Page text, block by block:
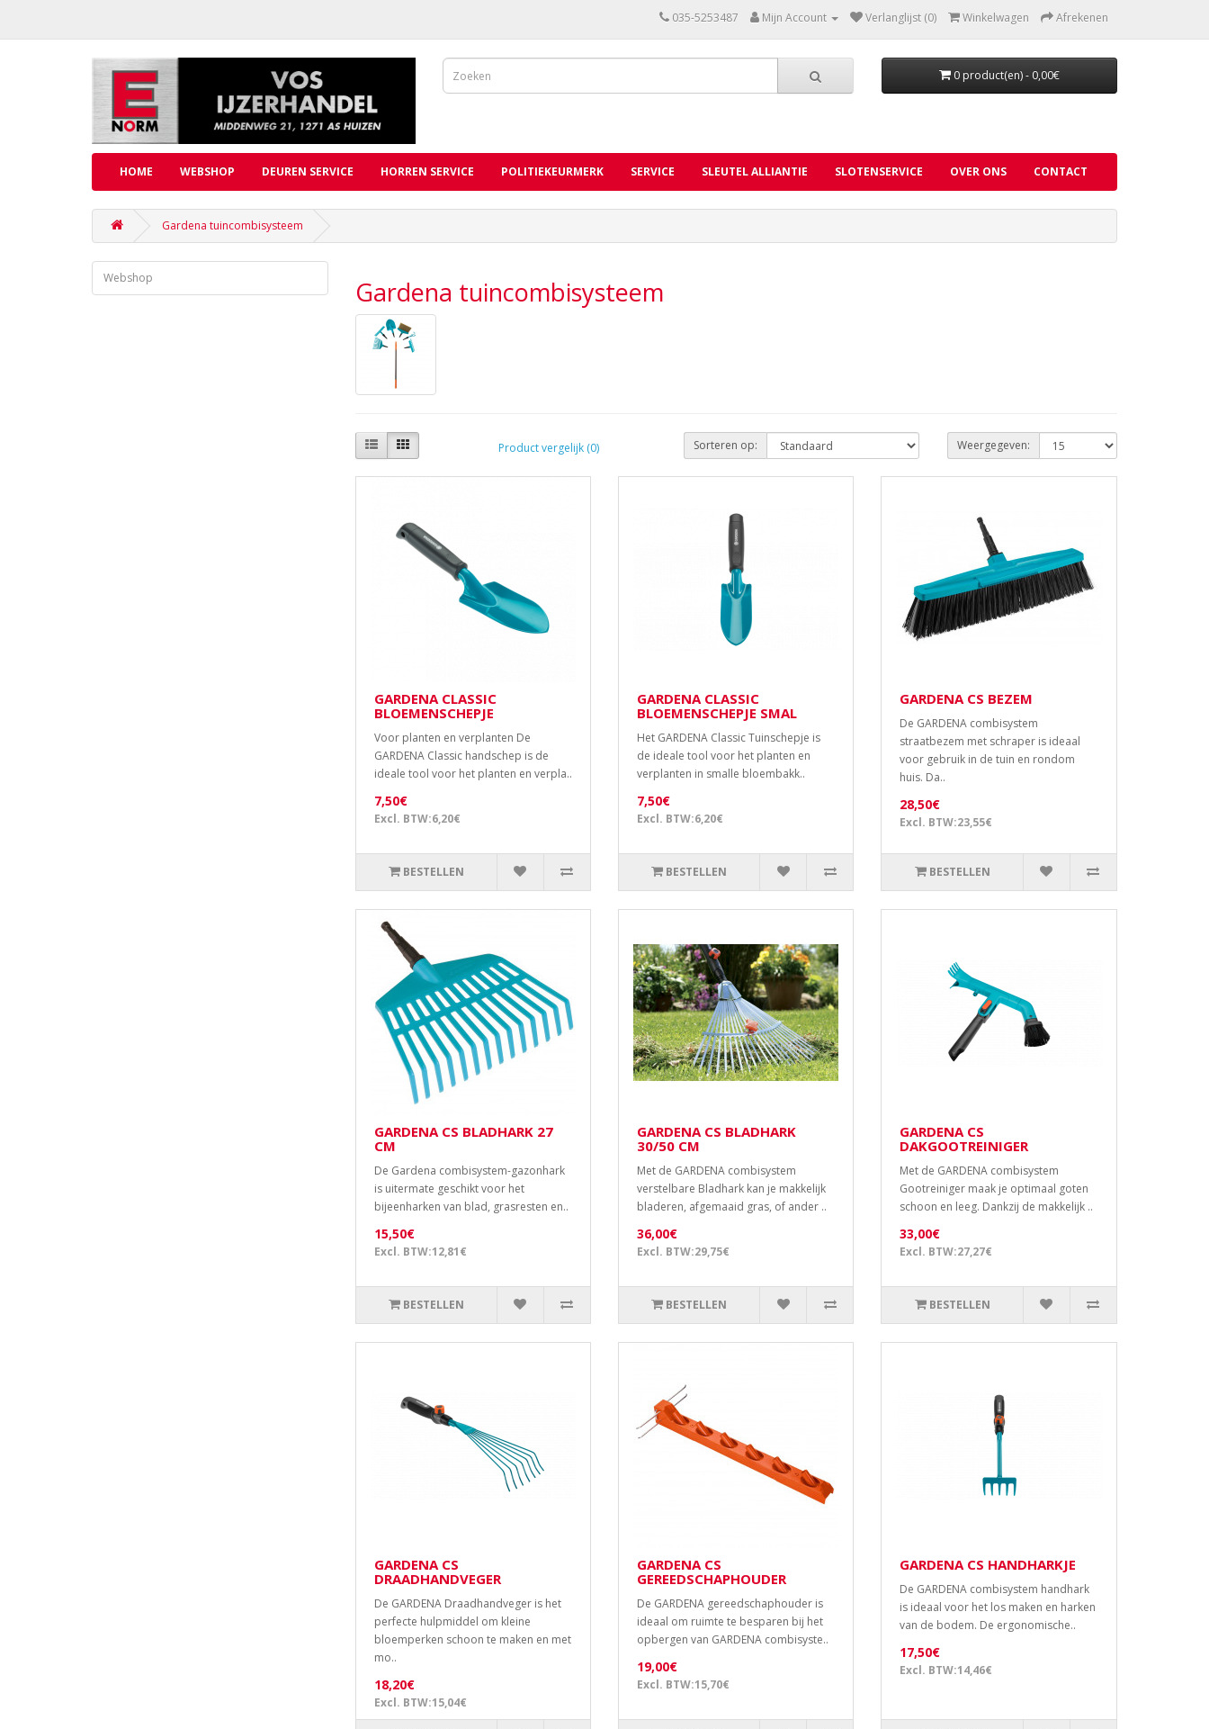
035-5253487 Mijn Account Verlanglijst (0) Winkelwagen Afrekenen
0 product(en) - 0,00€
HOME WEBSHOP DEUREN SERVICE HORREN SERVICE POLITIEKEURMERK SERVICE SLEUTEL ALLIANTIE SLOTENSERVICE OVER ONS CONTACT
Gardena tuincombisysteem
Webshop Gardena tuincombisysteem
Product vergelijk (0) Sorteren op: Weergegeven:
GARDENA CLASSIC
BLOEMENSCHEPJE
Voor planten en verplanten De
GARDENA Classic handschep is de
ideale tool voor het planten en verpla..
7,50€
Excl. BTW:6,20€
BESTELLEN
GARDENA CLASSIC
BLOEMENSCHEPJE SMAL
Het GARDENA Classic Tuinschepje is
de ideale tool voor het planten en
verplanten in smalle bloembakk..
7,50€
Excl. BTW:6,20€
BESTELLEN
GARDENA CS BEZEM
De GARDENA combisystem
straatbezem met schraper is ideaal
voor gebruik in de tuin en rondom
huis. Da..
28,50€
Excl. BTW:23,55€
BESTELLEN
GARDENA CS BLADHARK 27
CM
De Gardena combisystem-gazonhark
is uitermate geschikt voor het
bijeenharken van blad, grasresten en..
15,50€
Excl. BTW:12,81€
BESTELLEN
GARDENA CS BLADHARK
30/50 CM
Met de GARDENA combisystem
verstelbare Bladhark kan je makkelijk
bladeren, afgemaaid gras, of ander ..
36,00€
Excl. BTW:29,75€
BESTELLEN
GARDENA CS
DAKGOOTREINIGER
Met de GARDENA combisystem
Gootreiniger maak je optimaal goten
schoon en leeg. Dankzij de makkelijk ..
33,00€
Excl. BTW:27,27€
BESTELLEN
GARDENA CS
DRAADHANDVEGER
De GARDENA Draadhandveger is het
perfecte hulpmiddel om kleine
bloemperken schoon te maken en met
mo..
18,20€
Excl. BTW:15,04€
GARDENA CS
GEREEDSCHAPHOUDER
De GARDENA gereedschaphouder is
ideaal om ruimte te besparen bij het
opbergen van GARDENA combisyste..
19,00€
Excl. BTW:15,70€
GARDENA CS HANDHARKJE
De GARDENA combisystem handhark
is ideaal voor het los maken en harken
van de bodem. De ergonomische..
17,50€
Excl. BTW:14,46€